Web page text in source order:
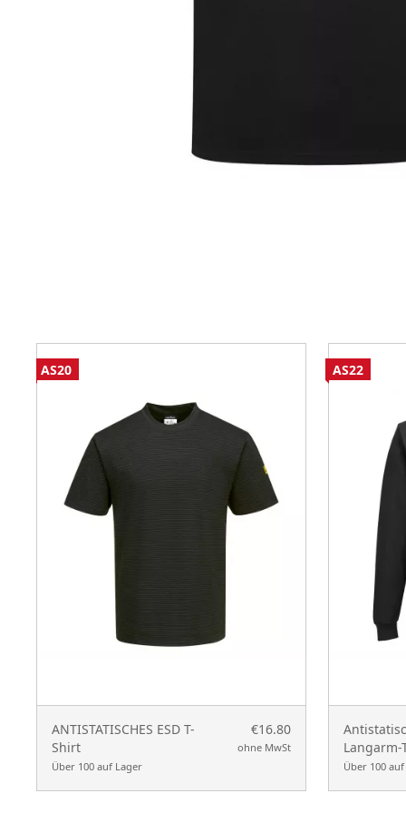
ANTISTATISCHES ESD T-
Shirt
Über 100 auf Lager
€16.80
ohne MwSt
AS20
Langarm-
Über 100
AS22